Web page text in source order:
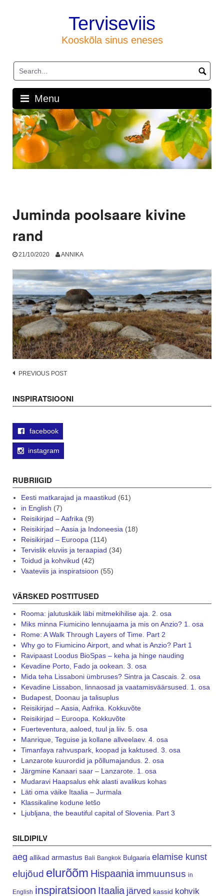
Terviseviis
Kooskõla sinus eneses
Menu
Juminda poolsaare kivine
rand
21/10/2020 ANNIKA
Post
PREVIOUS POST
INSPIRATSIOONI
facebook
instagram
RUBRIIGID
Eesti matkarajad ja maastikud (61)
in English (7)
Reisikirjad – Aafrika (9)
Reisikirjad – Aasia ja Indoneesia (18)
Reisikirjad – Euroopa (114)
Tervislik eluviis ja teraapiad (34)
Toidud ja kohvikud (42)
Vaateviis ja inspiratsioon (55)
VÄRSKED POSTITUSED
Rooma: jalutuskäik läbi mitmekihilise aja. 2. osa
Miks minna Fiumicino lennujaama ja mis on Anzio? 1. osa
Rome: A Walk Through Layers of Time. Part 2
Why go to Fiumicino Airport, and what is Anzio? Part 1
Ravipaast Loodus BioSpas – keha ja hinge nauding
Kevadine Porto, Fado ja ookean. 3. osa
Mida teha Lissaboni ümbruses? Sintra ja Cascais. 2. osa
Kevadine Lissabon, linnaosad ja vaatamisväärsused. 1. osa
Budapest, Doonau ja talisuplus
Reisikirjad – Aasia, Aafrika. Kokkuvõte
Reisikirjad – Euroopa. Kokkuvõte
Fuerteventura, aaloed, tuul ja liiv. 5. osa
Manrique, Teguise ja kollane allveelaev. 4. osa
Timanfaya rahvuspark, koopad ja kaktused. 3. osa
Lanzarote kuurordid ja põllumajandus. 2. osa
Järgmine Kanaari saar – Lanzarote. 1. osa
Mudaravi Haapsalus ehk alasti avalikus kohas
Läti oma väike Itaalia – Jurmala
Klassikaline kodune letšo
Ljubljana, the beautiful capital of Slovenia. Part 3
SILDIPILV
aeg allikad armastus Bali Bangkok Bulgaaria elamise kunst
elujõud elurõõm Hispaania immuunsus in
English inspiratsioon Itaalia järved kassid kohvik